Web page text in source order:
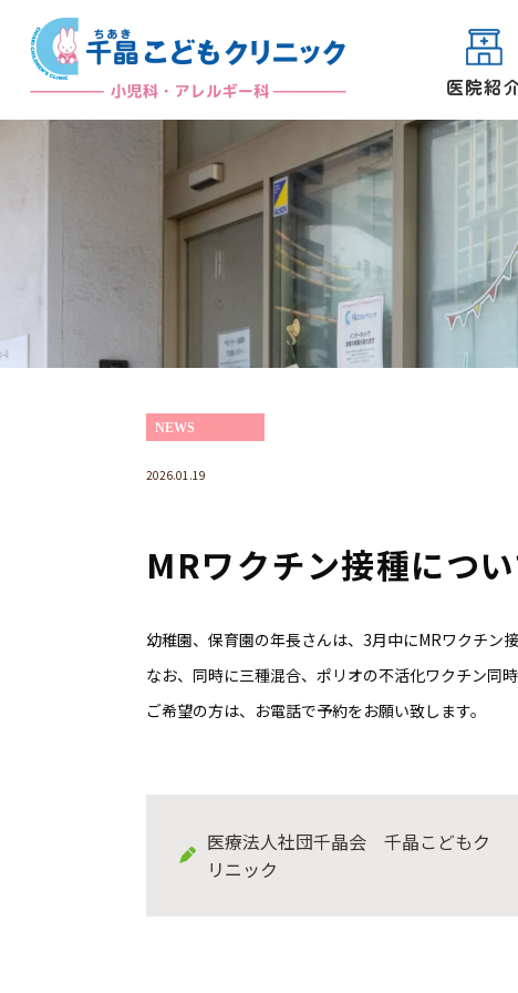
医院紹
院長紹介
初めての方へ
NEWS
2026.01.19
MRワクチン接種につ
幼稚園、保育園の年長さんは、3月中にMRワクチン
なお、同時に三種混合、ポリオの不活化ワクチン同
ご希望の方は、お電話で予約をお願い致します。
医療法人社団千晶会 千晶こどもク
リニック